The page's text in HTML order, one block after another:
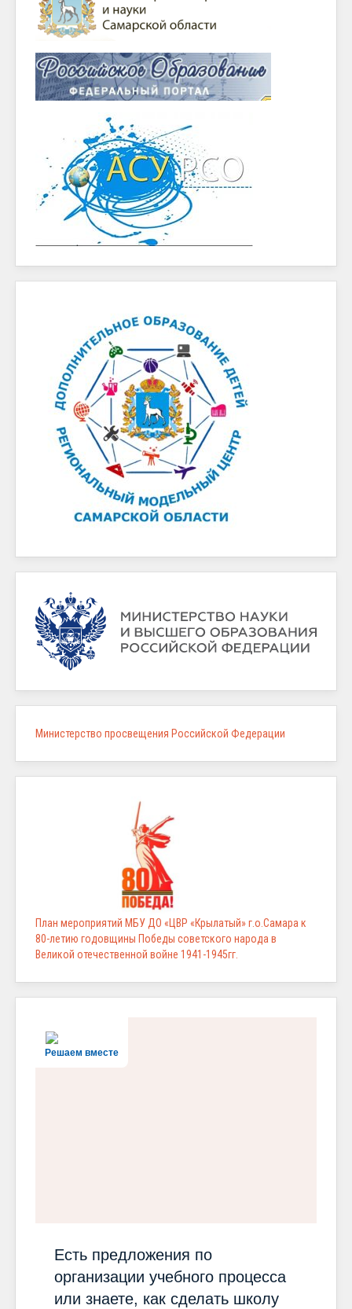
Министерство просвещения Российской Федерации
План мероприятий МБУ ДО «ЦВР «Крылатый» г.о.Самара к
80-летию годовщины Победы советского народа в
Великой отечественной войне 1941-1945гг.
Решаем вместе
Есть предложения по
организации учебного процесса
или знаете, как сделать школу